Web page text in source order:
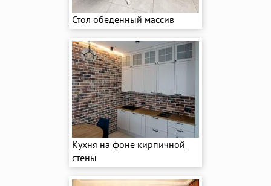
Стол обеденный массив
Кухня на фоне кирпичной
стены